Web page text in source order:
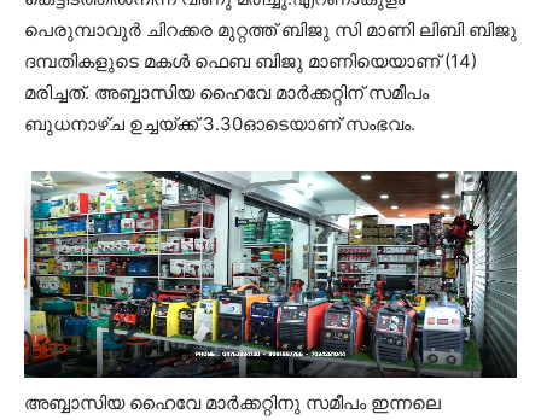
പെരുമ്പാവൂര്‍ ചിറക്കര മുറ്റത്ത് ബിജു സി മാണി ലിബി ബിജു
ദമ്പതികളുടെ മകള്‍ ഫെബ ബിജു മാണിയെയാണ് (14)
മരിച്ചത്. അബ്ബാസിയ ഹൈവേ മാര്‍ക്കറ്റിന് സമീപം
ബുധനാഴ്ച ഉച്ചയ്ക്ക് 3.30ഓടെയാണ് സംഭവം.
അബ്ബാസിയ ഹൈവേ മാര്‍ക്കറ്റിനു സമീപം ഇന്നലെ